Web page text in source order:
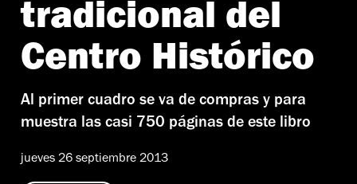
tradicional del
Centro Histórico
Al primer cuadro se va de compras y para
muestra las casi 750 páginas de este libro
jueves 26 septiembre 2013